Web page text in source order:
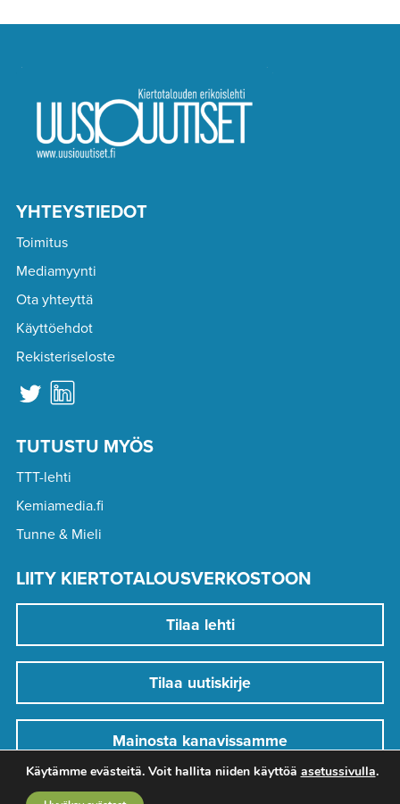
YHTEYSTIEDOT
Toimitus
Mediamyynti
Ota yhteyttä
Käyttöehdot
Rekisteriseloste
TUTUSTU MYÖS
TTT-lehti
Kemiamedia.fi
Tunne & Mieli
LIITY KIERTOTALOUSVERKOSTOON
Tilaa lehti
Tilaa uutiskirje
Mainosta kanavissamme
Käytämme evästeitä. Voit hallita niiden käyttöä asetussivulla.